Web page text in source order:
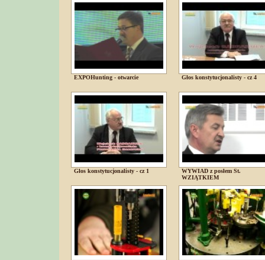
EXPOHunting - otwarcie Głos konstytucjonalisty - cz 4
Głos konstytucjonalisty - cz 1
WYWIAD z posłem St.
WZIĄTKIEM